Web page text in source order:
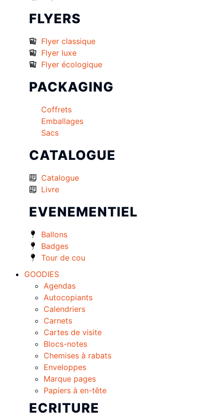
FLYERS
Flyer classique
Flyer luxe
Flyer écologique
PACKAGING
Coffrets
Emballages
Sacs
CATALOGUE
Catalogue
Livre
EVENEMENTIEL
Ballons
Badges
Tour de cou
GOODIES
Agendas
Autocopiants
Calendriers
Carnets
Cartes de visite
Blocs-notes
Chemises à rabats
Enveloppes
Marque pages
Papiers à en-tête
ECRITURE